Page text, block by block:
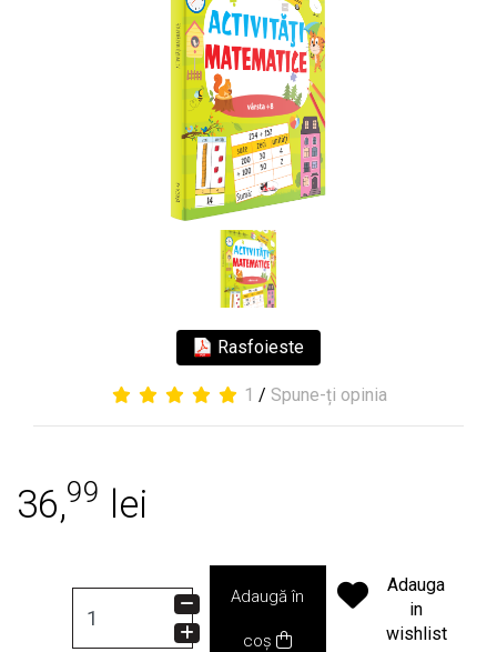
Rasfoieste
1 / Spune-ți opinia
36,99 lei
Adaugă în
coș
Adauga
in
wishlist